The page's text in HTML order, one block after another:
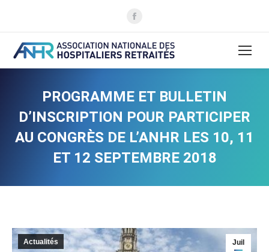
Facebook
s'ouvre
une
nouvelle
fenêtre
PROGRAMME ET BULLETIN
D’INSCRIPTION POUR PARTICIPER
AU CONGRÈS DE L’ANHR LES 10, 11
ET 12 SEPTEMBRE 2018
Juil
Actualités